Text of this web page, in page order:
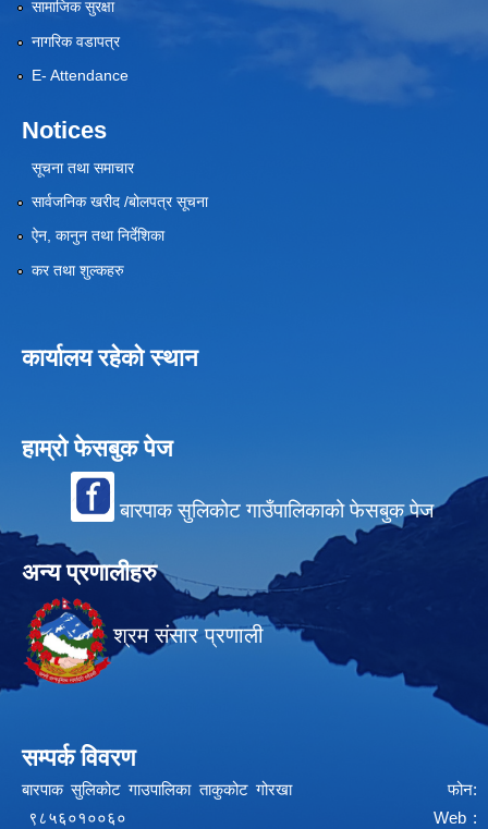
सामाजिक सुरक्षा
नागरिक वडापत्र
E- Attendance
Notices
सूचना तथा समाचार
सार्वजनिक खरीद /बोलपत्र सूचना
ऐन, कानुन तथा निर्देशिका
कर तथा शुल्कहरु
कार्यालय रहेको स्थान
हाम्रो फेसबुक पेज
बारपाक सुलिकोट गाउँपालिकाको फेसबुक पेज
अन्य प्रणालीहरु
श्रम संसार प्रणाली
सम्पर्क विवरण
बारपाक सुलिकोट गाउपालिका ताकुकोट गोरखा फोन:
९८५६०१००६० Web :